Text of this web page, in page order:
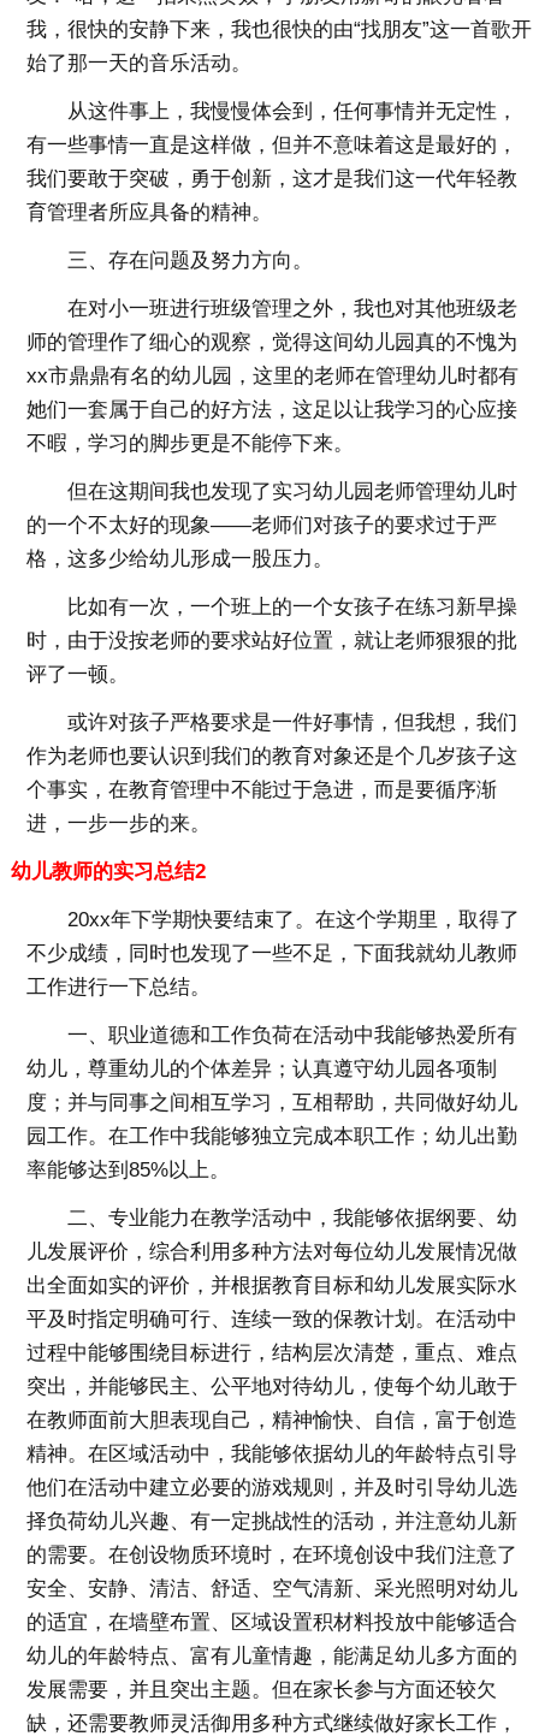
我，很快的安静下来，我也很快的由“找朋友”这一首歌开
始了那一天的音乐活动。
从这件事上，我慢慢体会到，任何事情并无定性，
有一些事情一直是这样做，但并不意味着这是最好的，
我们要敢于突破，勇于创新，这才是我们这一代年轻教
育管理者所应具备的精神。
三、存在问题及努力方向。
在对小一班进行班级管理之外，我也对其他班级老
师的管理作了细心的观察，觉得这间幼儿园真的不愧为
xx市鼎鼎有名的幼儿园，这里的老师在管理幼儿时都有
她们一套属于自己的好方法，这足以让我学习的心应接
不暇，学习的脚步更是不能停下来。
但在这期间我也发现了实习幼儿园老师管理幼儿时
的一个不太好的现象——老师们对孩子的要求过于严
格，这多少给幼儿形成一股压力。
比如有一次，一个班上的一个女孩子在练习新早操
时，由于没按老师的要求站好位置，就让老师狠狠的批
评了一顿。
或许对孩子严格要求是一件好事情，但我想，我们
作为老师也要认识到我们的教育对象还是个几岁孩子这
个事实，在教育管理中不能过于急进，而是要循序渐
进，一步一步的来。
幼儿教师的实习总结2
20xx年下学期快要结束了。在这个学期里，取得了
不少成绩，同时也发现了一些不足，下面我就幼儿教师
工作进行一下总结。
一、职业道德和工作负荷在活动中我能够热爱所有
幼儿，尊重幼儿的个体差异；认真遵守幼儿园各项制
度；并与同事之间相互学习，互相帮助，共同做好幼儿
园工作。在工作中我能够独立完成本职工作；幼儿出勤
率能够达到85%以上。
二、专业能力在教学活动中，我能够依据纲要、幼
儿发展评价，综合利用多种方法对每位幼儿发展情况做
出全面如实的评价，并根据教育目标和幼儿发展实际水
平及时指定明确可行、连续一致的保教计划。在活动中
过程中能够围绕目标进行，结构层次清楚，重点、难点
突出，并能够民主、公平地对待幼儿，使每个幼儿敢于
在教师面前大胆表现自己，精神愉快、自信，富于创造
精神。在区域活动中，我能够依据幼儿的年龄特点引导
他们在活动中建立必要的游戏规则，并及时引导幼儿选
择负荷幼儿兴趣、有一定挑战性的活动，并注意幼儿新
的需要。在创设物质环境时，在环境创设中我们注意了
安全、安静、清洁、舒适、空气清新、采光照明对幼儿
的适宜，在墙壁布置、区域设置积材料投放中能够适合
幼儿的年龄特点、富有儿童情趣，能满足幼儿多方面的
发展需要，并且突出主题。但在家长参与方面还较欠
缺，还需要教师灵活御用多种方式继续做好家长工作，